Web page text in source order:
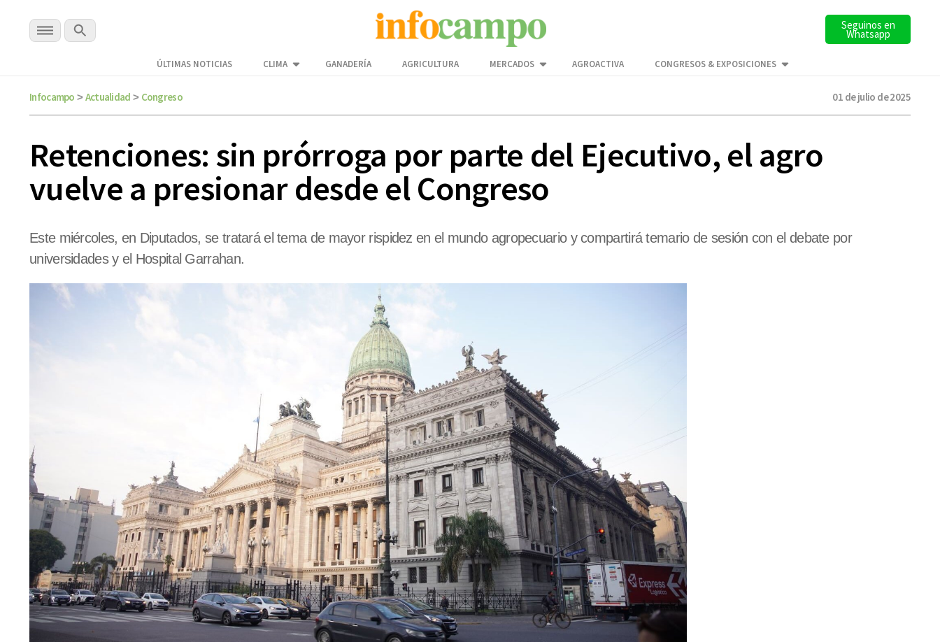
Seguinos en
Whatsapp
ÚLTIMAS NOTICIAS CLIMA GANADERÍA AGRICULTURA MERCADOS AGROACTIVA CONGRESOS & EXPOSICIONES
Infocampo > Actualidad > Congreso 01 de julio de 2025
Retenciones: sin prórroga por parte del Ejecutivo, el agro
vuelve a presionar desde el Congreso
Este miércoles, en Diputados, se tratará el tema de mayor rispidez en el mundo agropecuario y compartirá temario de sesión con el debate por
universidades y el Hospital Garrahan.